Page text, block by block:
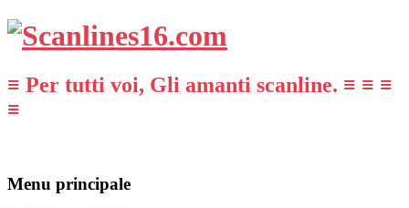
≡ Per tutti voi, Gli amanti scanline. ≡ ≡ ≡
≡
Menu principale